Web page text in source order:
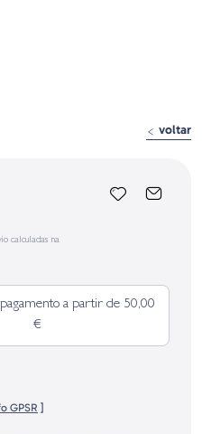
voltar
calculadas na
a partir de 50,00
€
GPSR ]